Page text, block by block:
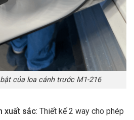
của loa cánh trước M1-216
xuất sắc: Thiết kế 2 way cho phép